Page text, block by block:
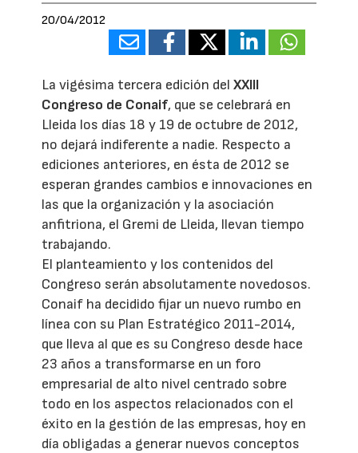
20/04/2012
La vigésima tercera edición delXXIII
Congreso de Conaif, que se celebrará en
Lleida los días 18 y 19 de octubre de 2012,
no dejará indiferente a nadie. Respecto a
ediciones anteriores, en ésta de 2012 se
esperan grandes cambios e innovaciones en
las que la organización y la asociación
anfitriona, el Gremi de Lleida, llevan tiempo
trabajando.
El planteamiento y los contenidos del
Congreso serán absolutamente novedosos.
Conaif ha decidido fijar un nuevo rumbo en
línea con su Plan Estratégico 2011-2014,
que lleva al que es su Congreso desde hace
23 años a transformarse en un foro
empresarial de alto nivel centrado sobre
todo en los aspectos relacionados con el
éxito en la gestión de las empresas, hoy en
día obligadas a generar nuevos conceptos